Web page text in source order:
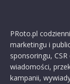
PRoto.pl
marketingu i
sponsoringu,
wiadomości,
kampanii,